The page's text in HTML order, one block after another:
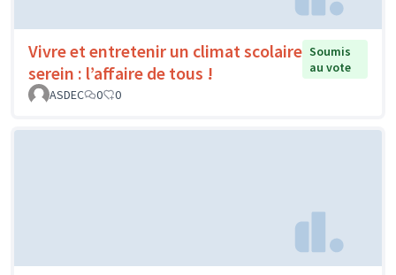
Vivre et entretenir un climat scolaire
serein : l’affaire de tous !
Soumis
au vote
ASDEC
0 0